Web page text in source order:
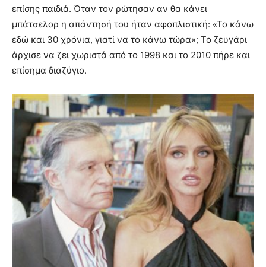
επίσης παιδιά. Όταν τον ρώτησαν αν θα κάνει
μπάτσελορ η απάντησή του ήταν αφοπλιστική: «Το κάνω
εδώ και 30 χρόνια, γιατί να το κάνω τώρα»; Το ζευγάρι
άρχισε να ζει χωριστά από το 1998 και το 2010 πήρε και
επίσημα διαζύγιο.